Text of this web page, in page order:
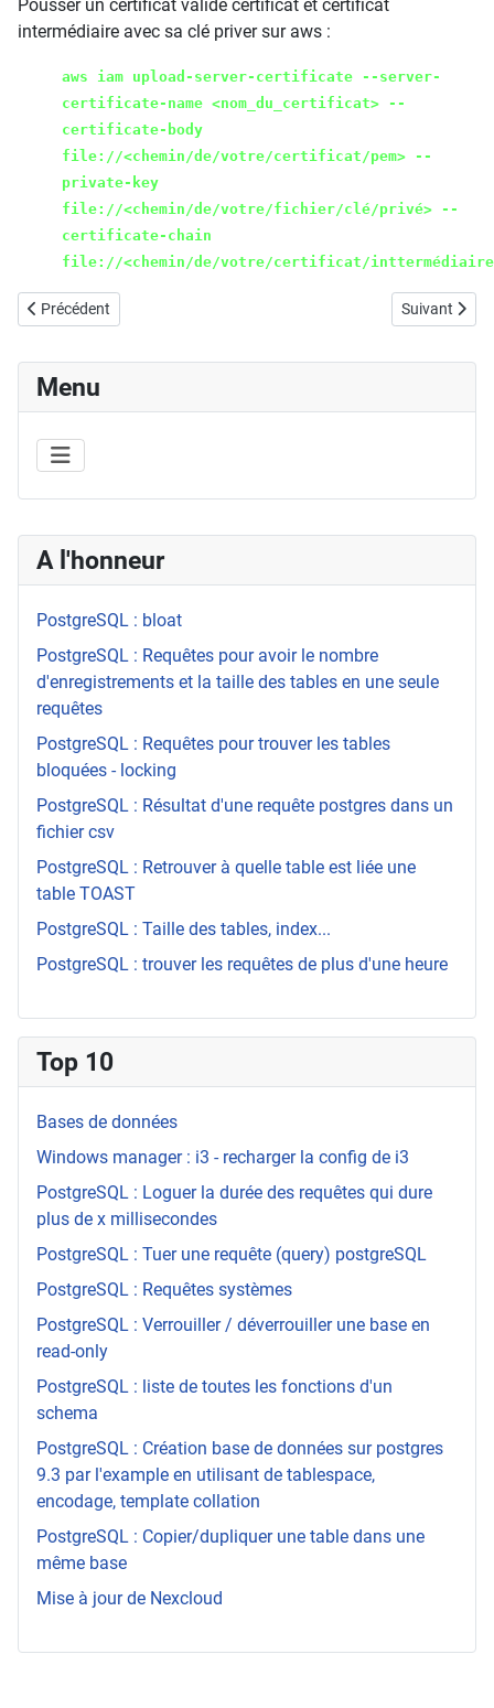
A l'honneur
PostgreSQL : bloat
PostgreSQL : Requêtes pour avoir le nombre
d'enregistrements et la taille des tables en une seule
requêtes
PostgreSQL : Requêtes pour trouver les tables
bloquées - locking
PostgreSQL : Résultat d'une requête postgres dans un
fichier csv
PostgreSQL : Retrouver à quelle table est liée une
table TOAST
PostgreSQL : Taille des tables, index...
PostgreSQL : trouver les requêtes de plus d'une heure
Top 10
Bases de données
Windows manager : i3 - recharger la config de i3
PostgreSQL : Loguer la durée des requêtes qui dure
plus de x millisecondes
PostgreSQL : Tuer une requête (query) postgreSQL
PostgreSQL : Requêtes systèmes
PostgreSQL : Verrouiller / déverrouiller une base en
read-only
PostgreSQL : liste de toutes les fonctions d'un
schema
PostgreSQL : Création base de données sur postgres
9.3 par l'example en utilisant de tablespace,
encodage, template collation
PostgreSQL : Copier/dupliquer une table dans une
même base
Mise à jour de Nexcloud
Pousser un certificat valide certificat et certificat
intermédiaire avec sa clé priver sur aws :
aws iam upload-server-certificate --server-
certificate-name <nom_du_certificat> --
certificate-body
file://<chemin/de/votre/certificat/pem> --
private-key
file://<chemin/de/votre/fichier/clé/privé> --
certificate-chain
file://<chemin/de/votre/certificat/
Article précédent : DKIM : vérifier les clés
Précédent Article
Suivant
Menu